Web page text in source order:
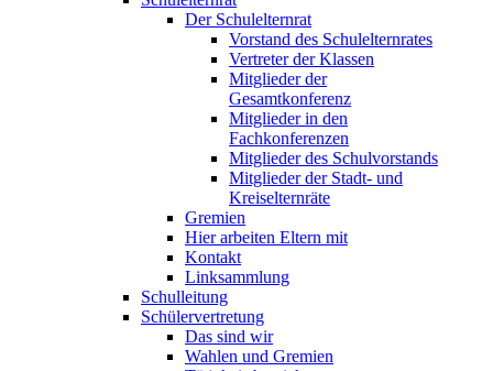
Der Schulelternrat
Vorstand des Schulelternrates
Vertreter der Klassen
Mitglieder der
Gesamtkonferenz
Mitglieder in den
Fachkonferenzen
Mitglieder des Schulvorstands
Mitglieder der Stadt- und
Kreiselternräte
Gremien
Hier arbeiten Eltern mit
Kontakt
Linksammlung
Schulleitung
Schülervertretung
Das sind wir
Wahlen und Gremien